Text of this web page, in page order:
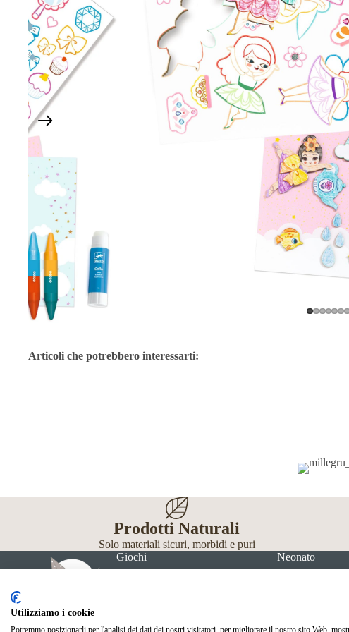
Articoli che potrebbero interessarti:
Prodotti Naturali
Solo materiali sicuri, morbidi e puri
Giochi
Neonato
Utilizziamo i cookie
Potremmo posizionarli per l'analisi dei dati dei nostri visitatori, per migliorare il nostro sito Web,